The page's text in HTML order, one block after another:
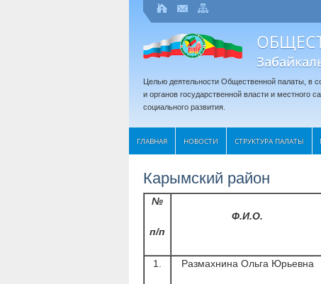
Целью деятельности Общественной палаты, в
и органов государственной власти и местного
социального развития.
ГЛАВНАЯ НОВОСТИ СТРУКТУРА ПАЛАТЫ
Карымский район
№
п/п
Ф.И.О.
1. Размахнина Ольга Юрьевна